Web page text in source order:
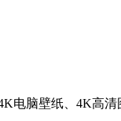
电脑壁纸、4K高清